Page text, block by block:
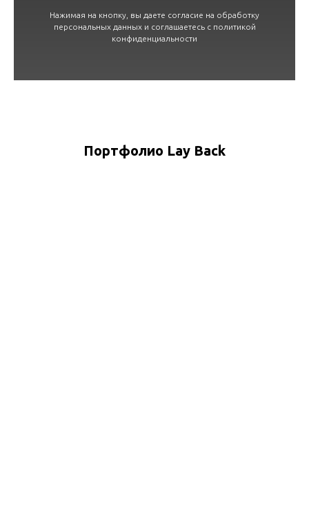
Нажимая на кнопку, вы даете согласие на обработку
персональных данных и соглашаетесь c политикой
конфиденциальности
Портфолио Lay Back